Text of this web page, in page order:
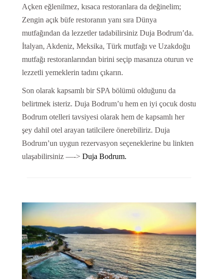
Açken eğlenilmez, kısaca restoranlara da değinelim;
Zengin açık büfe restoranın yanı sıra Dünya
mutfağından da lezzetler tadabilirsiniz Duja Bodrum’da.
İtalyan, Akdeniz, Meksika, Türk mutfağı ve Uzakdoğu
mutfağı restoranlarından birini seçip masanıza oturun ve
lezzetli yemeklerin tadını çıkarın.
Son olarak kapsamlı bir SPA bölümü olduğunu da
belirtmek isteriz. Duja Bodrum’u hem en iyi çocuk dostu
Bodrum otelleri tavsiyesi olarak hem de kapsamlı her
şey dahil otel arayan tatilcilere önerebiliriz. Duja
Bodrum’un uygun rezervasyon seçeneklerine bu linkten
ulaşabilirsiniz —-> Duja Bodrum.